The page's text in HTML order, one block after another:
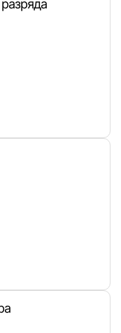
оставлять отклики
способом